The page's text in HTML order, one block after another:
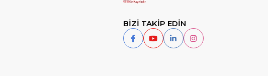
BİZİ TAKİP EDİN